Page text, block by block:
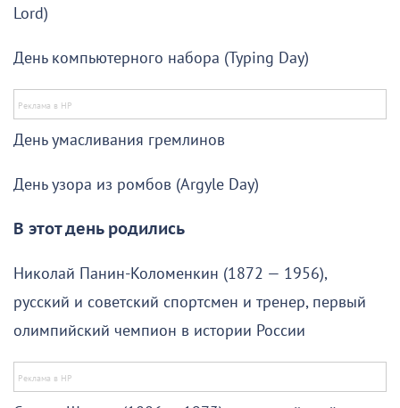
Lord)
День компьютерного набора (Typing Day)
День умасливания гремлинов
День узора из ромбов (Argyle Day)
В этот день родились
Николай Панин-Коломенкин (1872 — 1956),
русский и советский спортсмен и тренер, первый
олимпийский чемпион в истории России